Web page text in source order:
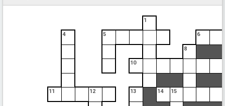
1
4 5 6
8
10
11 12 13 14 15